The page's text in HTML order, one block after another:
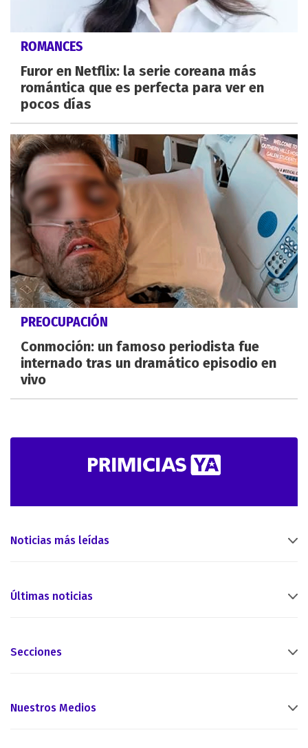
ROMANCES
Furor en Netflix: la serie coreana más
romántica que es perfecta para ver en
pocos días
PREOCUPACIÓN
Conmoción: un famoso periodista fue
internado tras un dramático episodio en
vivo
Noticias más leídas
Últimas noticias
Secciones
Nuestros Medios